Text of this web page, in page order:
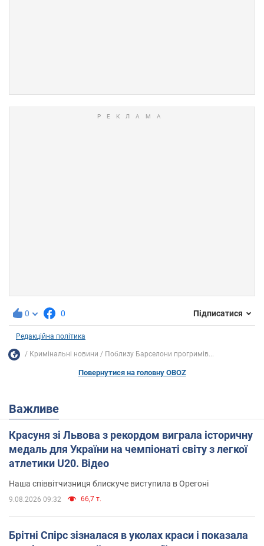
0 0 Підписатися
Редакційна політика
Кримінальні новини Поблизу Барселони прогримів...
Повернутися на головну OBOZ
Важливе
Красуня зі Львова з рекордом виграла історичну
медаль для України на чемпіонаті світу з легкої
атлетики U20. Відео
Наша співвітчизниця блискуче виступила в Орегоні
9.08.2026 09:32 66,7 т.
Брітні Спірс зізналася в уколах краси і показала